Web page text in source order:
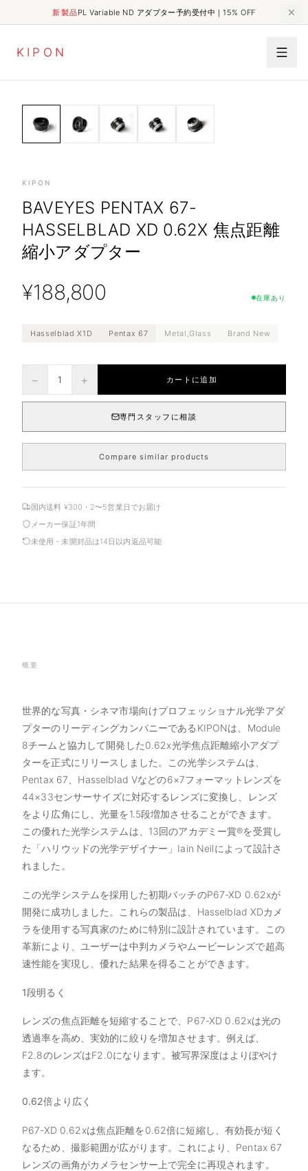
新製品PL Variable ND アダプター予約受付中｜15% OFF
K I P O N
HOME SHOP Baveyes Pentax 67-Hasselblad XD 0.62x 焦点距離縮小アダプター
KIPON
BAVEYES PENTAX 67-
HASSELBLAD XD 0.62X 焦点距離
縮小アダプター
¥188,800 在庫あり
Hasselblad X1D Pentax 67 Metal,Glass Brand New
− 1 + カートに追加
専門スタッフに相談
Compare similar products
国内送料 ¥300・2〜5営業日でお届け
メーカー保証1年間
未使用・未開封品は14日以内返品可能
概要
世界的な写真・シネマ市場向けプロフェッショナル光学アダ
プターのリーディングカンパニーであるKIPONは、Module
8チームと協力して開発した0.62x光学焦点距離縮小アダプ
ターを正式にリリースしました。この光学システムは、
Pentax 67、Hasselblad Vなどの6×7フォーマットレンズを
44×33センサーサイズに対応するレンズに変換し、レンズ
をより広角にし、光量を1.5段増加させることができます。
この優れた光学システムは、13回のアカデミー賞®を受賞し
た「ハリウッドの光学デザイナー」Iain Neilによって設計さ
れました。
この光学システムを採用した初期バッチのP67-XD 0.62xが
開発に成功しました。これらの製品は、Hasselblad XDカメ
ラを使用する写真家のために特別に設計されています。この
革新により、ユーザーは中判カメラやムービーレンズで超高
速性能を実現し、優れた結果を得ることができます。
1段明るく
レンズの焦点距離を短縮することで、P67-XD 0.62xは光の
透過率を高め、実効的に絞りを増加させます。例えば、
F2.8のレンズはF2.0になります。被写界深度はよりぼやけ
ます。
0.62倍より広く
P67-XD 0.62xは焦点距離を0.62倍に短縮し、有効長が短く
なるため、撮影範囲が広がります。これにより、Pentax 67
レンズの画角がカメラセンサー上で完全に再現されます。